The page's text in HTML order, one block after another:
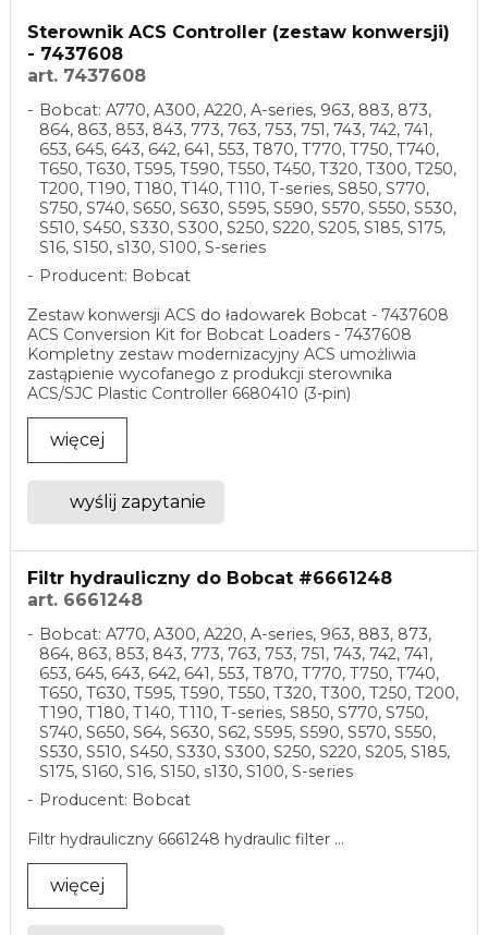
Sterownik ACS Controller (zestaw konwersji)
- 7437608
art. 7437608
Bobcat: A770, A300, A220, A-series, 963, 883, 873,
864, 863, 853, 843, 773, 763, 753, 751, 743, 742, 741,
653, 645, 643, 642, 641, 553, T870, T770, T750, T740,
T650, T630, T595, T590, T550, T450, T320, T300, T250,
T200, T190, T180, T140, T110, T-series, S850, S770,
S750, S740, S650, S630, S595, S590, S570, S550, S530,
S510, S450, S330, S300, S250, S220, S205, S185, S175,
S16, S150, s130, S100, S-series
Producent: Bobcat
Zestaw konwersji ACS do ładowarek Bobcat - 7437608
ACS Conversion Kit for Bobcat Loaders - 7437608
Kompletny zestaw modernizacyjny ACS umożliwia
zastąpienie wycofanego z produkcji sterownika
ACS/SJC Plastic Controller 6680410 (3-pin)
nowoczesnym ...
więcej
wyślij zapytanie
Filtr hydrauliczny do Bobcat #6661248
art. 6661248
Bobcat: A770, A300, A220, A-series, 963, 883, 873,
864, 863, 853, 843, 773, 763, 753, 751, 743, 742, 741,
653, 645, 643, 642, 641, 553, T870, T770, T750, T740,
T650, T630, T595, T590, T550, T320, T300, T250, T200,
T190, T180, T140, T110, T-series, S850, S770, S750,
S740, S650, S64, S630, S62, S595, S590, S570, S550,
S530, S510, S450, S330, S300, S250, S220, S205, S185,
S175, S160, S16, S150, s130, S100, S-series
Producent: Bobcat
Filtr hydrauliczny 6661248 hydraulic filter ...
więcej